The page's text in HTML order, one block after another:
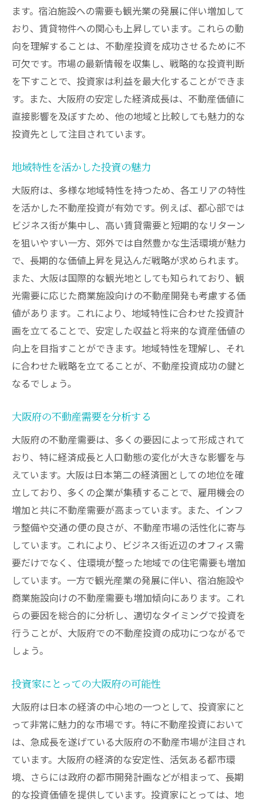
大阪府のインフラ改善を活かす投資
新規投資プロジェクトの探索方法
持続可能な投資戦略の構築
未来を築くための不動産投資シミュレーション
の実践法
未来予測を含めたシミュレーション技術
長期的な視点からのシミュレーション
最新テクノロジーを活用したシミュレーシ
実行可能なプランを作成するステップ
投資シミュレーションのフィードバックを
活用
大阪府での不動産投資を成功に導くための計画
成功するための投資計画の要素
大阪府の地域特性を考慮した計画
資産形成を促進する計画立案
市場に基づく現実的な計画作り
計画の進捗と調整方法
ンを構築
自身の投資目標に合ったプランの作り方
大阪府市場に特化したプラン構築法
シミュレーションを活用した収益予測
投資プランの評価と改善
成功例を基にしたプランのベンチマーク
投資プランの柔軟性を持たせる方法
大阪府の不動産市場で未来を切り開くためのス
市場分析から始める未来設計
大阪府の不動産市場での先行者優位性
市場トレンドを捉える方法
未来を切り開くための継続学習
ます。宿泊施設への需要も観光業の発展に伴い増加して
おり、賃貸物件への関心も上昇しています。これらの動
向を理解することは、不動産投資を成功させるために不
可欠です。市場の最新情報を収集し、戦略的な投資判断
を下すことで、投資家は利益を最大化することができま
す。また、大阪府の安定した経済成長は、不動産価値に
直接影響を及ぼすため、他の地域と比較しても魅力的な
投資先として注目されています。
地域特性を活かした投資の魅力
大阪府は、多様な地域特性を持つため、各エリアの特性
を活かした不動産投資が有効です。例えば、都心部では
ビジネス街が集中し、高い賃貸需要と短期的なリターン
を狙いやすい一方、郊外では自然豊かな生活環境が魅力
で、長期的な価値上昇を見込んだ戦略が求められます。
また、大阪は国際的な観光地としても知られており、観
光需要に応じた商業施設向けの不動産開発も考慮する価
値があります。これにより、地域特性に合わせた投資計
画を立てることで、安定した収益と将来的な資産価値の
向上を目指すことができます。地域特性を理解し、それ
に合わせた戦略を立てることが、不動産投資成功の鍵と
なるでしょう。
大阪府の不動産需要を分析する
大阪府の不動産需要は、多くの要因によって形成されて
おり、特に経済成長と人口動態の変化が大きな影響を与
えています。大阪は日本第二の経済圏としての地位を確
立しており、多くの企業が集積することで、雇用機会の
増加と共に不動産需要が高まっています。また、インフ
ラ整備や交通の便の良さが、不動産市場の活性化に寄与
しています。これにより、ビジネス街近辺のオフィス需
要だけでなく、住環境が整った地域での住宅需要も増加
しています。一方で観光産業の発展に伴い、宿泊施設や
商業施設向けの不動産需要も増加傾向にあります。これ
らの要因を総合的に分析し、適切なタイミングで投資を
行うことが、大阪府での不動産投資の成功につながるで
しょう。
投資家にとっての大阪府の可能性
大阪府は日本の経済の中心地の一つとして、投資家にと
って非常に魅力的な市場です。特に不動産投資において
は、急成長を遂げている大阪府の不動産市場が注目され
ています。大阪府の経済的な安定性、活気ある都市環
境、さらには政府の都市開発計画などが相まって、長期
的な投資価値を提供しています。投資家にとっては、地